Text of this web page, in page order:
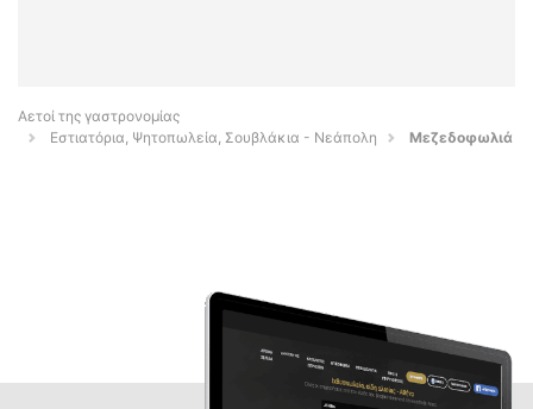
Αετοί της γαστρονομίας
Εστιατόρια, Ψητοπωλεία, Σουβλάκια - Νεάπολη
Μεζεδοφωλιά